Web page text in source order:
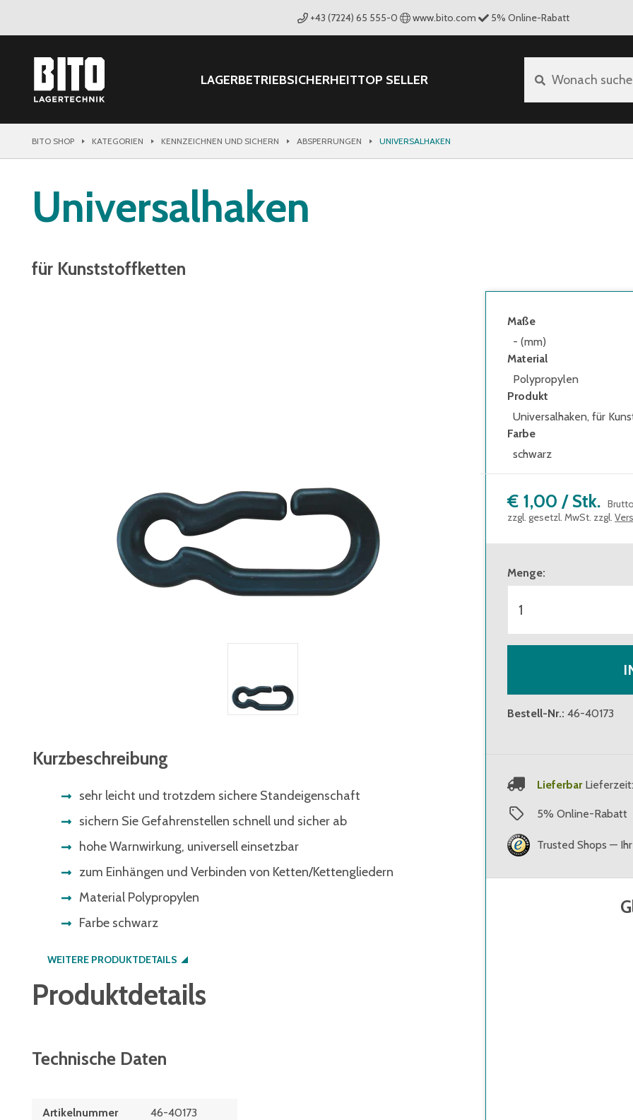
+43 (7224) 65 555-0 www.bito.com 5% Online-Rabatt
LAGERBETRIEBSICHERHEITTOP SELLER Wonach
BITO SHOP KATEGORIEN KENNZEICHNEN UND SICHERN ABSPERRUNGEN UNIVERSALHAKEN
Universalhaken
für Kunststoffketten
Kurzbeschreibung
sehr leicht und trotzdem sichere Standeigenschaft
sichern Sie Gefahrenstellen schnell und sicher ab
hohe Warnwirkung, universell einsetzbar
zum Einhängen und Verbinden von Ketten/Kettengliedern
Material Polypropylen
Farbe schwarz
WEITERE PRODUKTDETAILS
Produktdetails
Technische Daten
Artikelnummer 46-40173
Maße
- (mm)
Material
Polypropylen
Produkt
Universalhaken, für
Farbe
schwarz
€ 1,00 / Stk.
zzgl. gesetzl. MwSt. zzgl.
Menge:
Bestell-Nr.: 46-40173
Lieferbar
5% Online-Rabatt
Trusted Shops —